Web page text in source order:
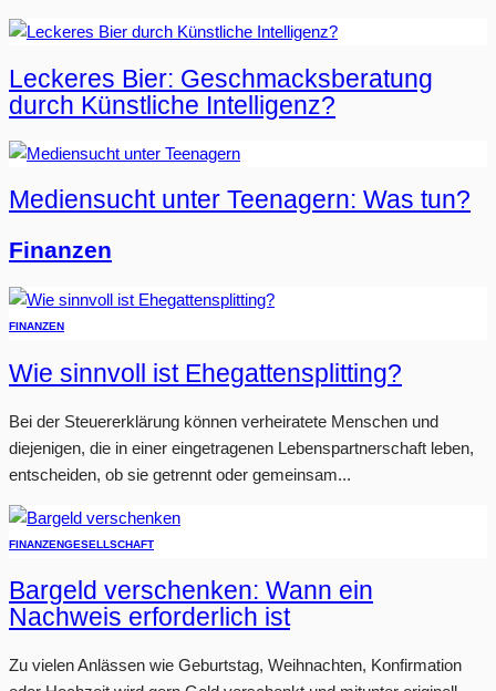
Leckeres Bier: Geschmacksberatung
durch Künstliche Intelligenz?
Mediensucht unter Teenagern: Was tun?
Finanzen
FINANZEN
Wie sinnvoll ist Ehegattensplitting?
Bei der Steuererklärung können verheiratete Menschen und
diejenigen, die in einer eingetragenen Lebenspartnerschaft leben,
entscheiden, ob sie getrennt oder gemeinsam...
FINANZENGESELLSCHAFT
Bargeld verschenken: Wann ein
Nachweis erforderlich ist
Zu vielen Anlässen wie Geburtstag, Weihnachten, Konfirmation